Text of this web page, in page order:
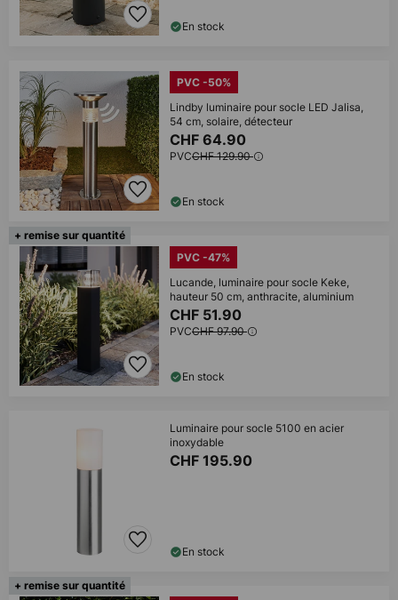
En stock
PVC -50%
Lindby luminaire pour socle LED Jalisa,
54 cm, solaire, détecteur
CHF 64.90
PVCCHF 129.90
En stock
+ remise sur quantité
PVC -47%
Lucande, luminaire pour socle Keke,
hauteur 50 cm, anthracite, aluminium
CHF 51.90
PVCCHF 97.90
En stock
Luminaire pour socle 5100 en acier
inoxydable
CHF 195.90
En stock
+ remise sur quantité